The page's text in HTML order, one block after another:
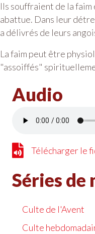
Ils souffraient de la
abattue. Dans leur
a délivrés de leurs
La faim peut être
"assoiffés"
Audio
Télécharger le
Télécharger le
Séries de
Culte de l'Avent
Culte